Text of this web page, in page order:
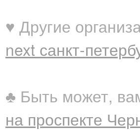
♥ Другие
next санкт-
♣ Быть может,
на проспекте